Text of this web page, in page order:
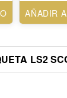
AÑADIR
LS2